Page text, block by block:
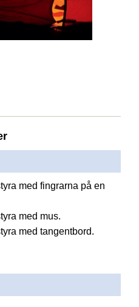
med fingrarna på en
med mus.
med tangentbord.